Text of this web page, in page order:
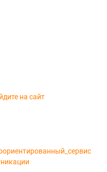
на сайт